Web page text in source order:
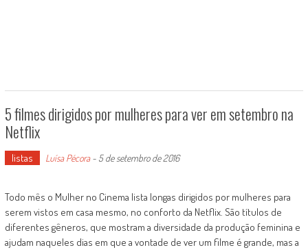
5 filmes dirigidos por mulheres para ver em setembro na
Netflix
listas Luísa Pécora- 5 de setembro de 2016
Todo mês o Mulher no Cinema lista longas dirigidos por mulheres para
serem vistos em casa mesmo, no conforto da Netflix. São títulos de
diferentes gêneros, que mostram a diversidade da produção feminina e
ajudam naqueles dias em que a vontade de ver um filme é grande, mas a